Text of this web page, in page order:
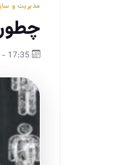
مدیریت و
چطور